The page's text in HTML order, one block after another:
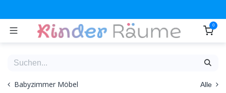
0
Babyzimmer Möbel
Alle